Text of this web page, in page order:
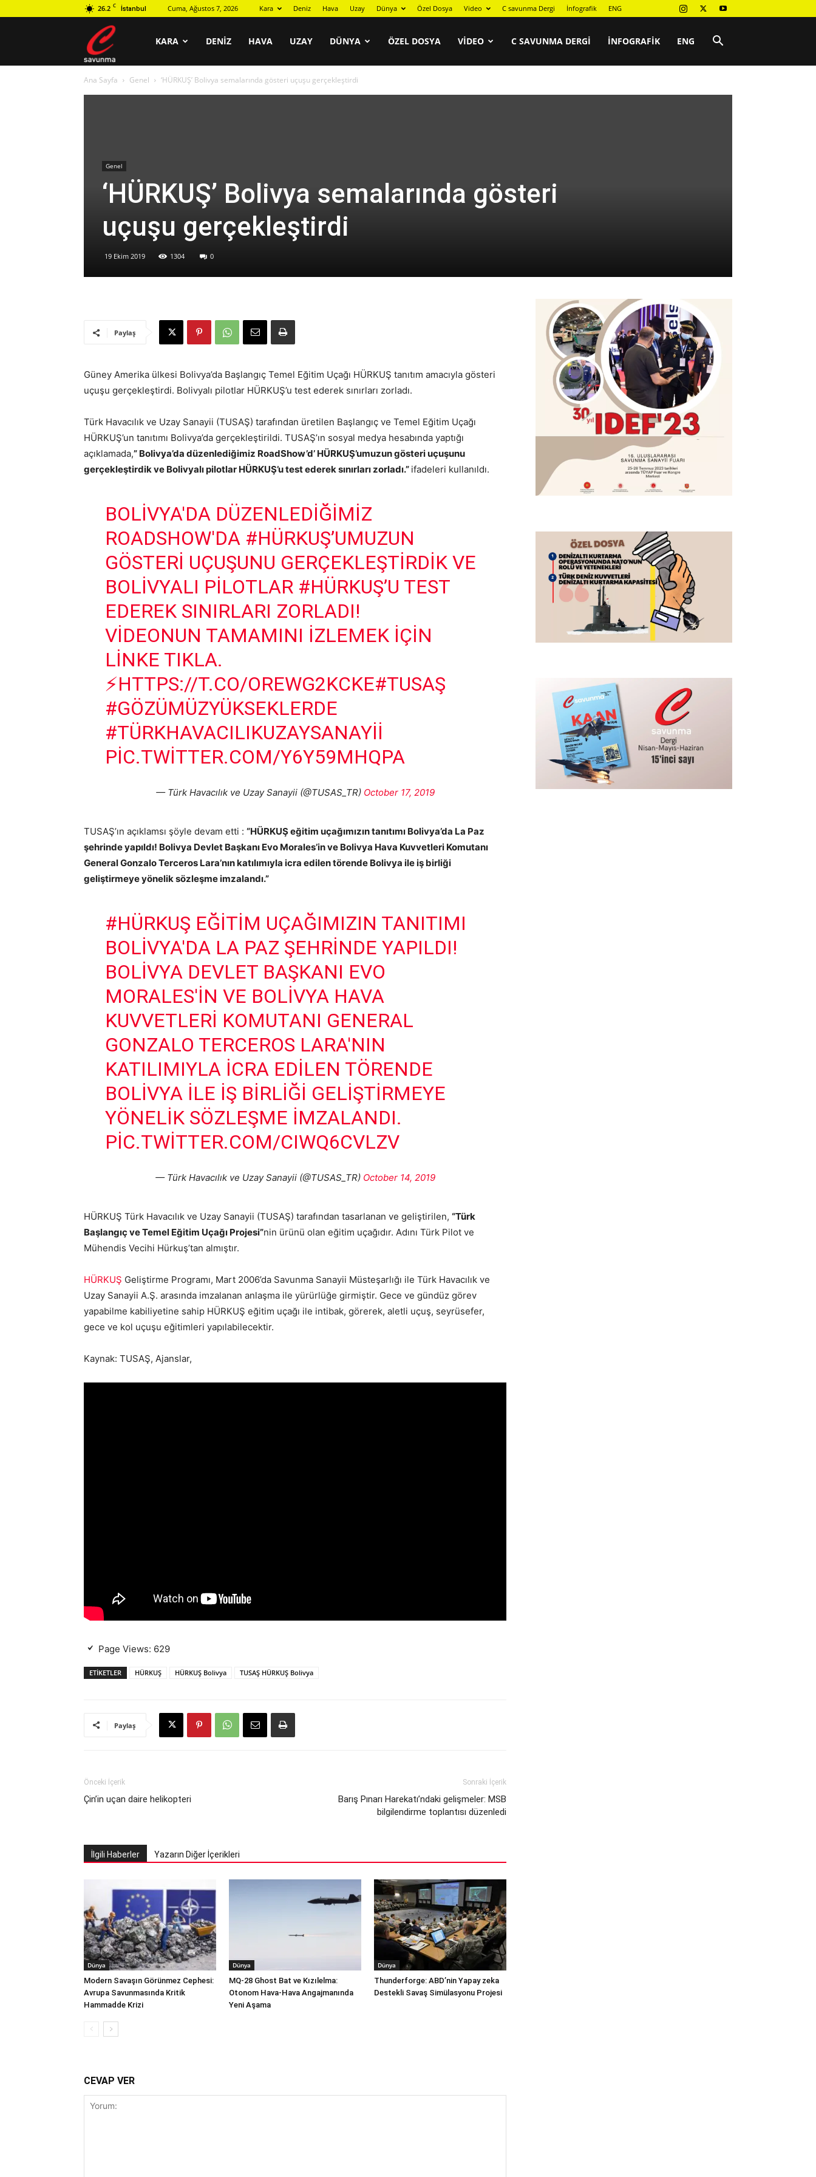
26.2 C İstanbul Cuma, Ağustos 7, 2026 Kara Deniz Hava Uzay Dünya Özel Dosya Video C savunma Dergi İnfografik ENG
KARA DENIZ HAVA UZAY DÜNYA ÖZEL DOSYA VIDEO C SAVUNMA DERGI İNFOGRAFIK ENG
Ana Sayfa Genel ‘HÜRKUŞ’ Bolivya semalarında gösteri uçuşu gerçekleştirdi
Genel
‘HÜRKUŞ’ Bolivya semalarında gösteri
uçuşu gerçekleştirdi
19 Ekim 2019 1304 0
Paylaş
Güney Amerika ülkesi Bolivya’da Başlangıç Temel Eğitim Uçağı HÜRKUŞ tanıtım amacıyla gösteri
uçuşu gerçekleştirdi. Bolivyalı pilotlar HÜRKUŞ’u test ederek sınırları zorladı.
Türk Havacılık ve Uzay Sanayii (TUSAŞ) tarafından üretilen Başlangıç ve Temel Eğitim Uçağı
HÜRKUŞ’un tanıtımı Bolivya’da gerçekleştirildi. TUSAŞ’ın sosyal medya hesabında yaptığı
açıklamada,” Bolivya’da düzenlediğimiz RoadShow’d’ HÜRKUŞ’umuzun gösteri uçuşunu
gerçekleştirdik ve Bolivyalı pilotlar HÜRKUŞ’u test ederek sınırları zorladı.” ifadeleri kullanıldı.
BOLIVYA'DA DÜZENLEDIĞIMIZ
ROADSHOW'DA #HÜRKUŞ’UMUZUN
GÖSTERI UÇUŞUNU GERÇEKLEŞTIRDIK VE
BOLIVYALI PILOTLAR #HÜRKUŞ’U TEST
EDEREK SINIRLARI ZORLADI!
VIDEONUN TAMAMINI IZLEMEK IÇIN
LINKE TIKLA.
⚡️HTTPS://T.CO/OREWG2KCKE#TUSAŞ
#GÖZÜMÜZYÜKSEKLERDE
#TÜRKHAVACILIKUZAYSANAYII
PIC.TWITTER.COM/Y6Y59MHQPA
— Türk Havacılık ve Uzay Sanayii (@TUSAS_TR) October 17, 2019
TUSAŞ’ın açıklamsı şöyle devam etti : “HÜRKUŞ eğitim uçağımızın tanıtımı Bolivya’da La Paz
şehrinde yapıldı! Bolivya Devlet Başkanı Evo Morales’in ve Bolivya Hava Kuvvetleri Komutanı
General Gonzalo Terceros Lara’nın katılımıyla icra edilen törende Bolivya ile iş birliği
geliştirmeye yönelik sözleşme imzalandı.”
#HÜRKUŞ EĞITIM UÇAĞIMIZIN TANITIMI
BOLIVYA'DA LA PAZ ŞEHRINDE YAPILDI!
BOLIVYA DEVLET BAŞKANI EVO
MORALES'IN VE BOLIVYA HAVA
KUVVETLERI KOMUTANI GENERAL
GONZALO TERCEROS LARA'NIN
KATILIMIYLA ICRA EDILEN TÖRENDE
BOLIVYA ILE IŞ BIRLIĞI GELIŞTIRMEYE
YÖNELIK SÖZLEŞME IMZALANDI.
PIC.TWITTER.COM/CIWQ6CVLZV
— Türk Havacılık ve Uzay Sanayii (@TUSAS_TR) October 14, 2019
HÜRKUŞ Türk Havacılık ve Uzay Sanayii (TUSAŞ) tarafından tasarlanan ve geliştirilen, “Türk
Başlangıç ve Temel Eğitim Uçağı Projesi”nin ürünü olan eğitim uçağıdır. Adını Türk Pilot ve
Mühendis Vecihi Hürkuş’tan almıştır.
HÜRKUŞ Geliştirme Programı, Mart 2006’da Savunma Sanayii Müsteşarlığı ile Türk Havacılık ve
Uzay Sanayii A.Ş. arasında imzalanan anlaşma ile yürürlüğe girmiştir. Gece ve gündüz görev
yapabilme kabiliyetine sahip HÜRKUŞ eğitim uçağı ile intibak, görerek, aletli uçuş, seyrüsefer,
gece ve kol uçuşu eğitimleri yapılabilecektir.
Kaynak: TUSAŞ, Ajanslar,
Page Views: 629
ETIKETLER HÜRKUŞ HÜRKUŞ Bolivya TUSAŞ HÜRKUŞ Bolivya
Paylaş
Önceki İçerik
Çin’in uçan daire helikopteri
Sonraki İçerik
Barış Pınarı Harekatı’ndaki gelişmeler: MSB
bilgilendirme toplantısı düzenledi
İlgili Haberler Yazarın Diğer İçerikleri
Dünya
Modern Savaşın Görünmez Cephesi:
Avrupa Savunmasında Kritik
Hammadde Krizi
Dünya
MQ-28 Ghost Bat ve Kızılelma:
Otonom Hava-Hava Angajmanında
Yeni Aşama
Dünya
Thunderforge: ABD’nin Yapay zeka
Destekli Savaş Simülasyonu Projesi
CEVAP VER